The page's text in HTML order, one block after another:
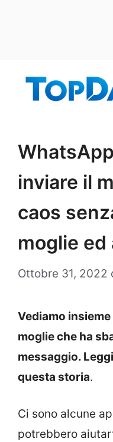
inviare il
caos
moglie ed
Ottobre 31, 2022
Vediamo
moglie che ha
messaggio.
questa storia.
Ci sono alcune
potrebbero